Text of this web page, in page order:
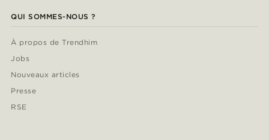
QUI SOMMES-NOUS ?
À propos de Trendhim
Jobs
Nouveaux articles
Presse
RSE